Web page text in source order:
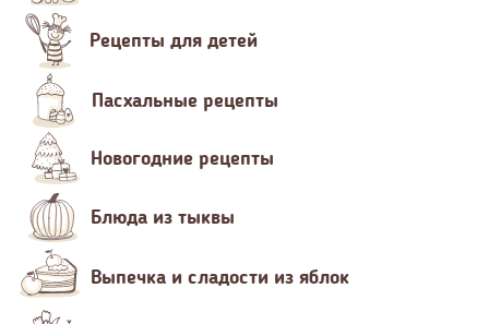
Рецепты для детей
Пасхальные рецепты
Новогодние рецепты
Блюда из тыквы
Выпечка и сладости из яблок